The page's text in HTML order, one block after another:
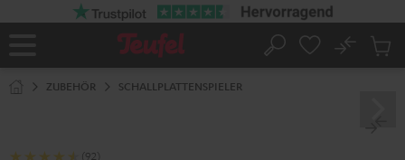
Startseite
Suche
No
ZUBEHÖR SCHALLPLATTENSPIELER
(92)